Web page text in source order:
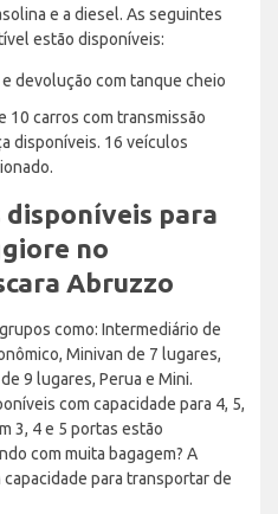
e a diesel. As seguintes
estão disponíveis:
devolução com tanque cheio
10 carros com transmissão
disponíveis. 16 veículos
disponíveis para
no
Abruzzo
como: Intermediário de
Minivan de 7 lugares,
9 lugares, Perua e Mini.
com capacidade para 4, 5,
3, 4 e 5 portas estão
com muita bagagem? A
para transportar de